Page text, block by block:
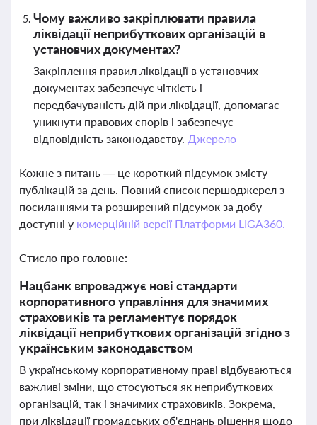
Чому важливо закріплювати правила
ліквідації неприбуткових організацій в
установчих документах?
Закріплення правил ліквідації в установчих
документах забезпечує чіткість і
передбачуваність дій при ліквідації, допомагає
уникнути правових спорів і забезпечує
відповідність законодавству. Джерело
Кожне з питань — це короткий підсумок змісту
публікацій за день. Повний список першоджерел з
посиланнями та розширений підсумок за добу
доступні у комерційній версії Платформи LIGA360.
Стисло про головне:
Нацбанк впроваджує нові стандарти
корпоративного управління для значимих
страховиків та регламентує порядок
ліквідації неприбуткових організацій згідно з
українським законодавством
В українському корпоративному праві відбуваються
важливі зміни, що стосуються як неприбуткових
організацій, так і значимих страховиків. Зокрема,
при ліквідації громадських об'єднань рішення щодо